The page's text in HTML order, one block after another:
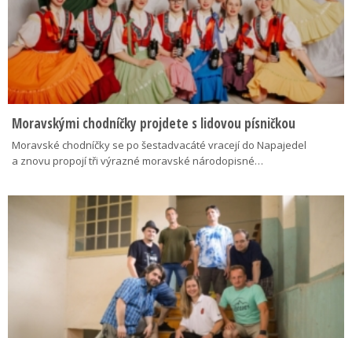
Moravskými chodníčky projdete s lidovou písničkou
Moravské chodníčky se po šestadvacáté vracejí do Napajedel
a znovu propojí tři výrazné moravské národopisné…